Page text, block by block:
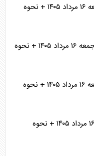
جدول قطعی برق استان تهران فردا جمعه ۱۶ مرداد ۱۴۰۵ + نحوه
جدول قطعی برق استان مازندران فردا جمعه ۱۶ مرداد ۱۴۰۵ + نحوه
جدول قطعی برق استان گیلان فردا جمعه ۱۶ مرداد ۱۴۰۵ + نحوه
جدول قطعی برق استان قم فردا جمعه ۱۶ مرداد ۱۴۰۵ + نحوه